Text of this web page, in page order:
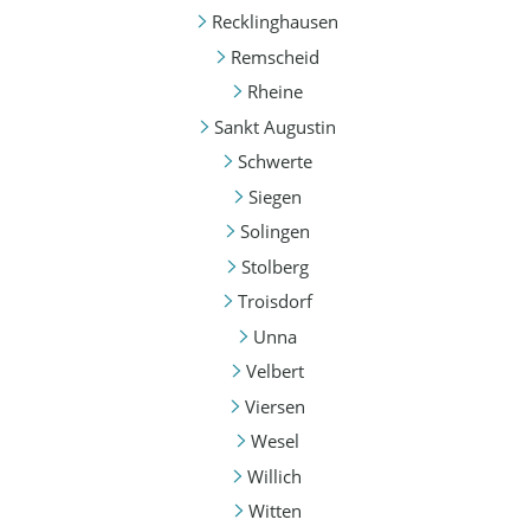
Recklinghausen
Remscheid
Rheine
Sankt Augustin
Schwerte
Siegen
Solingen
Stolberg
Troisdorf
Unna
Velbert
Viersen
Wesel
Willich
Witten